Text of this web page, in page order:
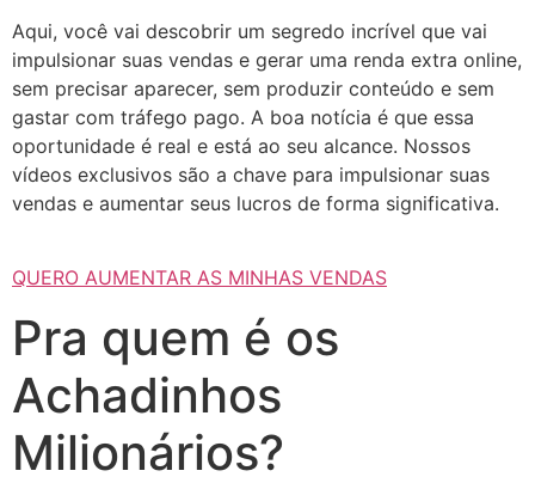
Aqui, você vai descobrir um segredo incrível que vai
impulsionar suas vendas e gerar uma renda extra online,
sem precisar aparecer, sem produzir conteúdo e sem
gastar com tráfego pago. A boa notícia é que essa
oportunidade é real e está ao seu alcance. Nossos
vídeos exclusivos são a chave para impulsionar suas
vendas e aumentar seus lucros de forma significativa.
QUERO AUMENTAR AS MINHAS VENDAS
Pra quem é os
Achadinhos
Milionários?